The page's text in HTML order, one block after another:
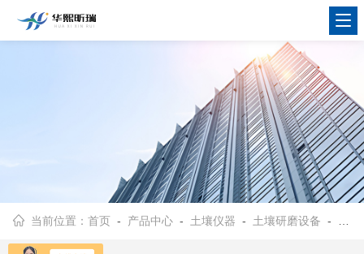
当前位置：首页 - 产品中心 - 土壤仪器 - 土壤研磨设备 - HX-YMJ型样品细磨粉碎设备 土壤研磨机